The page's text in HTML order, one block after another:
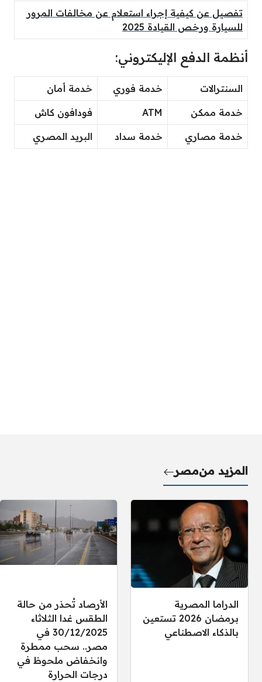
تفصيل عن كيفية إجراء استعلام عن مخالفات المرور
للسيارة ورخص القيادة 2025
أنظمة الدفع الإليكتروني:
السنترالات خدمة فوري خدمة أمان
خدمة ممكن ATM فودافون كاش
خدمة مصاري خدمة سداد البريد المصري
المزيد منمصر
الدراما المصرية
برمضان 2026 تستعين
بالذكاء الاصطناعي
الأرصاد تُحذر من حالة
الطقس غدا الثلاثاء
30/12/2025 في
مصر.. سحب ممطرة
وانخفاض ملحوظ في
درجات الحرارة